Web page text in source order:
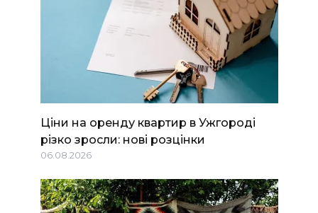
Ціни на оренду квартир в Ужгороді
різко зросли: нові розцінки
06.08.2026